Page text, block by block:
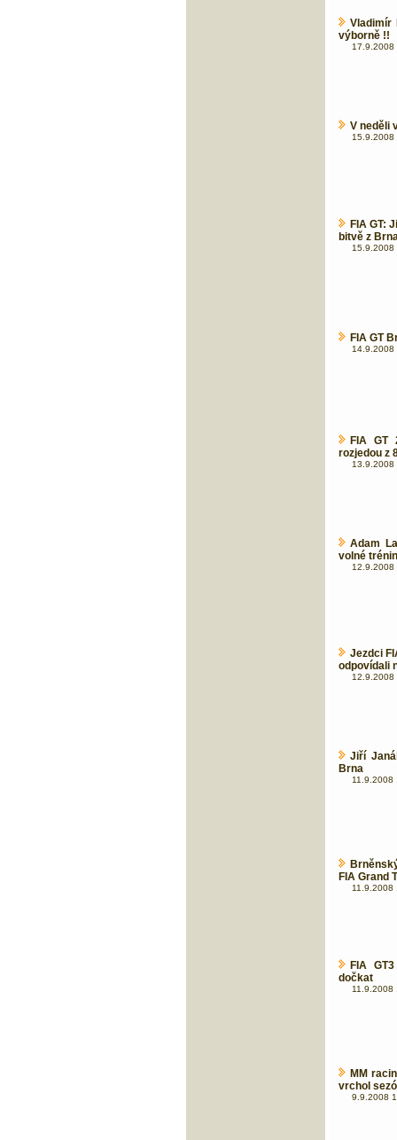
Vladimír
výborně !!
17.9.2008
V neděli
15.9.2008
FIA GT:
bitvě z
15.9.2008
FIA GT
14.9.2008
FIA GT
rozjedou z
13.9.2008
Adam
volné
12.9.2008
Jezdci
odpovídali
12.9.2008
Jiří
Brna
11.9.2008
FIA Grand
11.9.2008
FIA
dočkat
11.9.2008
MM
vrchol
9.9.2008